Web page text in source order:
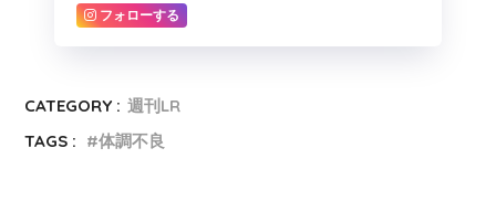
フォローする
CATEGORY : 週刊LR
TAGS :
体調不良